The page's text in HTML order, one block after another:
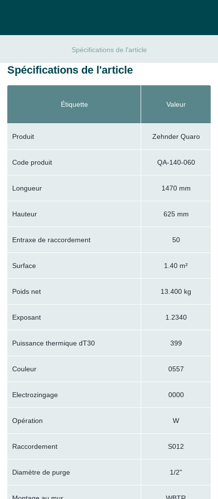
Spécifications de l'article
Spécifications de l'article
Étiquette Valeur
Produit Zehnder Quaro
Code produit QA-140-060
Longueur 1470 mm
Hauteur 625 mm
Entraxe de raccordement 50
Surface 1.40 m²
Poids net 13.400 kg
Exposant 1.2340
Puissance thermique dT30 399
Couleur 0557
Electrozingage 0000
Opération W
Raccordement S012
Diamètre de purge 1/2"